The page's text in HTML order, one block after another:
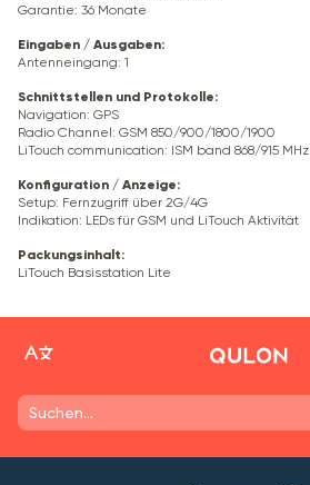
Garantie: 36 Monate
Eingaben / Ausgaben:
Antenneingang: 1
Schnittstellen und Protokolle:
Navigation: GPS
Radio Channel: GSM 850/900/1800/1900
LiTouch communication: ISM band 868/915 MHz
Konfiguration / Anzeige:
Setup: Fernzugriff über 2G/4G
Indikation: LEDs für GSM und LiTouch Aktivität
Packungsinhalt:
LiTouch Basisstation Lite